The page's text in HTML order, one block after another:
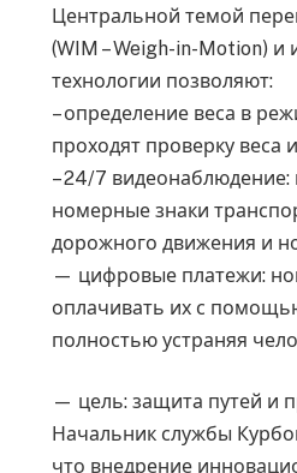
Центральной темой
(WIM – Weigh-in-Motion)
технологии позволяют:
– определение веса в
проходят проверку веса
– 24/7
номерные знаки
дорожного движения и
— цифровые платежи:
оплачивать их с
полностью устраняя
— цель: защита путей и
Начальник службы
что внедрение